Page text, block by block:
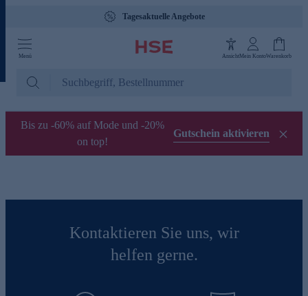
Tagesaktuelle Angebote
Menü AnsichtMein KontoWarenkorb
Bis zu -60% auf Mode und -20%
on top!
Gutschein aktivieren
Kontaktieren Sie uns, wir
helfen gerne.